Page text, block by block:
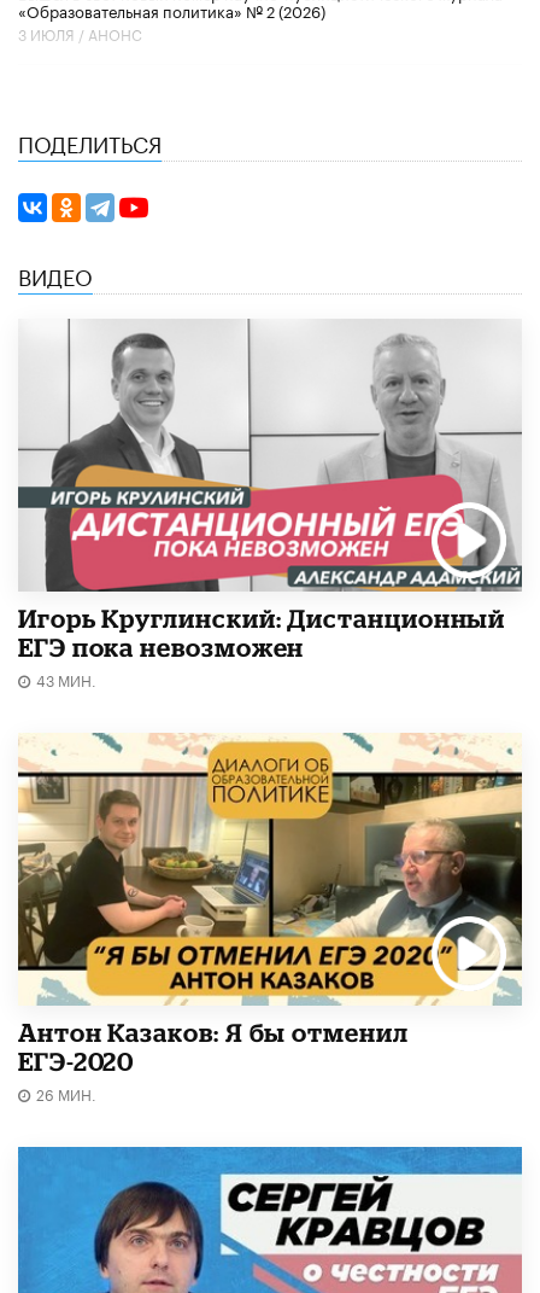
«Образовательная политика» № 2 (2026)
3 ИЮЛЯ / АНОНС
ПОДЕЛИТЬСЯ
ВИДЕО
Игорь Круглинский: Дистанционный
ЕГЭ пока невозможен
43 МИН.
Антон Казаков: Я бы отменил
ЕГЭ-2020
26 МИН.